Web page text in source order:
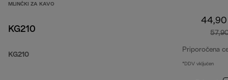
MLINČKI ZA KAVO
KG210
KG210
Priporočena
*DDV vključen